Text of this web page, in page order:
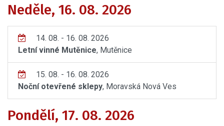
Neděle, 16. 08. 2026
14. 08. - 16. 08. 2026
Letní vinné Mutěnice, Mutěnice
15. 08. - 16. 08. 2026
Noční otevřené sklepy, Moravská Nová Ves
Pondělí, 17. 08. 2026